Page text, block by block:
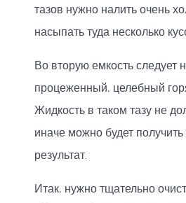
тазов нужно налить очень
насыпать туда несколько
Во вторую емкость следует
процеженный, целебный
Жидкость в таком тазу не
иначе можно будет
результат.
Итак, нужно тщательно